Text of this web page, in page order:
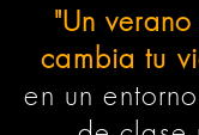
"Un
cambia tu
en un